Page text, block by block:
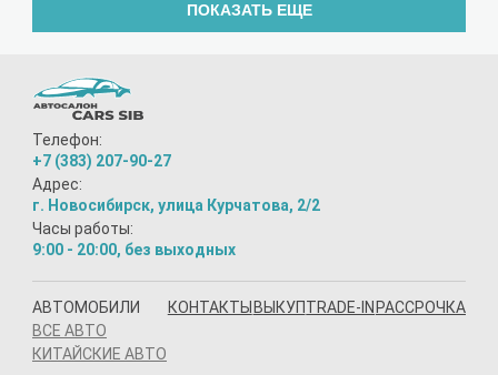
ПОКАЗАТЬ ЕЩЕ
Телефон:
+7 (383) 207-90-27
Адрес:
г. Новосибирск, улица Курчатова, 2/2
Часы работы:
9:00 - 20:00, без выходных
АВТОМОБИЛИ
ВСЕ АВТО
КИТАЙСКИЕ АВТО
КОНТАКТЫ ВЫКУПTRADE-IN РАССРОЧКА